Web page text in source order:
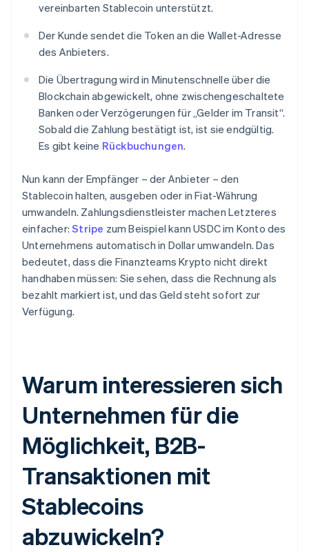
vereinbarten Stablecoin unterstützt.
Der Kunde sendet die Token an die Wallet-Adresse
des Anbieters.
Die Übertragung wird in Minutenschnelle über die
Blockchain abgewickelt, ohne zwischengeschaltete
Banken oder Verzögerungen für „Gelder im Transit“.
Sobald die Zahlung bestätigt ist, ist sie endgültig.
Es gibt keine Rückbuchungen.
Nun kann der Empfänger – der Anbieter – den
Stablecoin halten, ausgeben oder in Fiat-Währung
umwandeln. Zahlungsdienstleister machen Letzteres
einfacher:Stripe zum Beispiel kann USDC im Konto des
Unternehmens automatisch in Dollar umwandeln. Das
bedeutet, dass die Finanzteams Krypto nicht direkt
handhaben müssen: Sie sehen, dass die Rechnung als
bezahlt markiert ist, und das Geld steht sofort zur
Verfügung.
Warum interessieren sich
Unternehmen für die
Möglichkeit, B2B-
Transaktionen mit
Stablecoins
abzuwickeln?